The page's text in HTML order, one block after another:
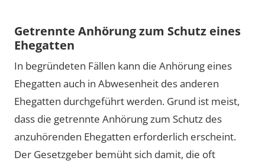
Getrennte Anhörung zum Schutz eines
Ehegatten
In begründeten Fällen kann die Anhörung eines
Ehegatten auch in Abwesenheit des anderen
Ehegatten durchgeführt werden. Grund ist meist,
dass die getrennte Anhörung zum Schutz des
anzuhörenden Ehegatten erforderlich erscheint.
Der Gesetzgeber bemüht sich damit, die oft